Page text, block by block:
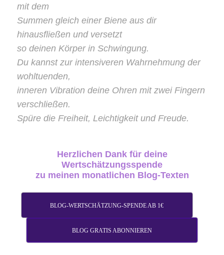
mit dem
Summen gleich einer Biene aus dir
hinausfließen und versetzt
so deinen Körper in Schwingung.
Du kannst zur intensiveren Wahrnehmung der
wohltuenden,
inneren Vibration deine Ohren mit zwei Fingern
verschließen.
Spüre die Freiheit, Leichtigkeit und Freude.
Herzlichen Dankfür deine
Wertschätzungsspende
zu meinen monatlichen Blog-Texten
BLOG-WERTSCHÄTZUNG-SPENDE AB 1€
BLOG GRATIS ABONNIEREN